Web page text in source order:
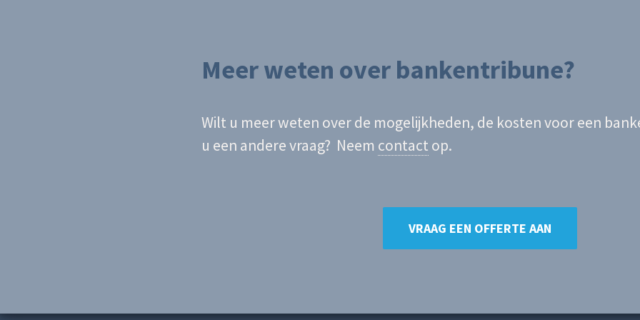
Meer weten over bankentribune?
Wilt u meer weten over de mogelijkheden, de kosten voor een
u een andere vraag? Neem contact op.
VRAAG EEN OFFERTE AAN